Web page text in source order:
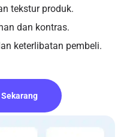
tekstur produk.
dan kontras.
keterlibatan pembeli.